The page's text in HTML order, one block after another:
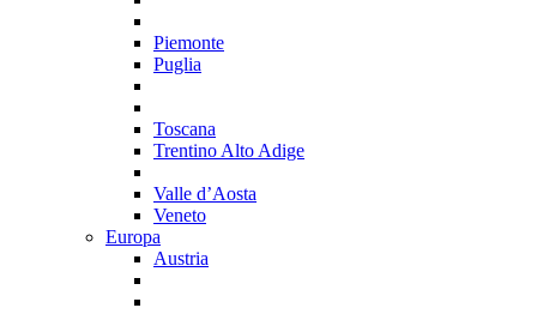
Piemonte
Puglia
Toscana
Trentino Alto Adige
Valle d’Aosta
Veneto
Europa
Austria